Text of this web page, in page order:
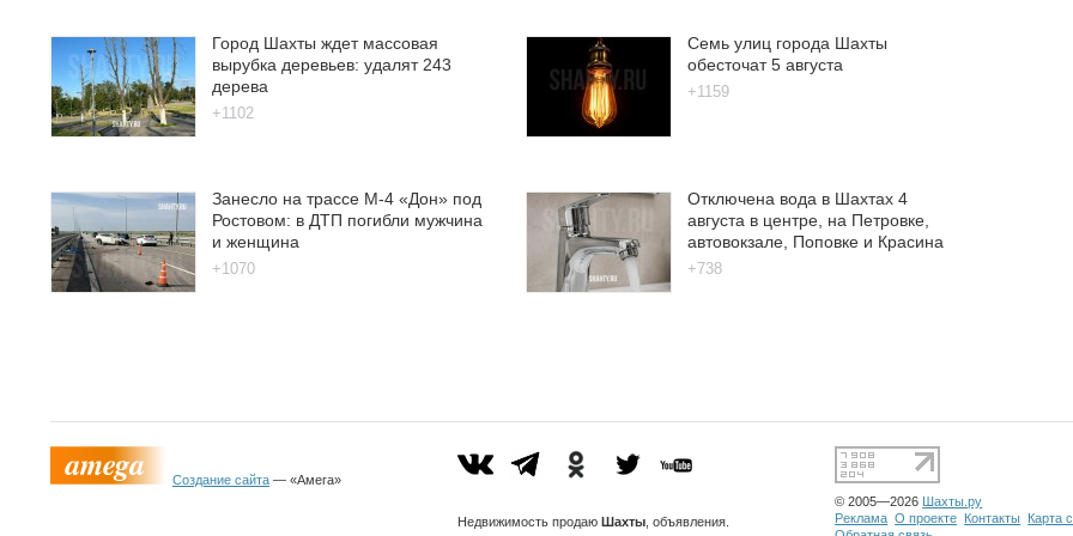
Город Шахты ждет массовая
вырубка деревьев: удалят 243
дерева
+1102
Семь улиц города Шахты
обесточат 5 августа
+1159
Занесло на трассе М-4 «Дон» под
Ростовом: в ДТП погибли мужчина
и женщина
+1070
Отключена вода в Шахтах 4
августа в центре, на Петровке,
автовокзале, Поповке и Красина
+738
Создание сайта — «Амега»
Недвижимостьпродаю Шахты, объявления.
© 2005—2026 Шахты.ру
Реклама О проекте Контакты Карта